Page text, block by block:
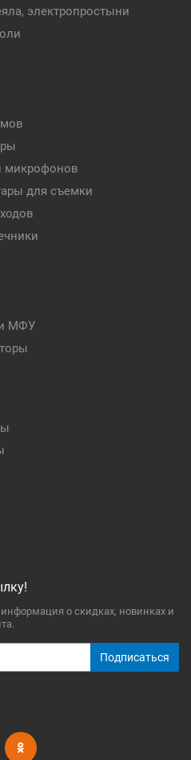
электропростыни
микрофонов
для съемки
и МФУ
о скидках, новинках и
Подписаться